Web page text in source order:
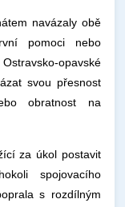
navázaly obě
pomoci nebo
opavské
svou přesnost
obratnost na
za úkol postavit
spojovacího
s rozdílným